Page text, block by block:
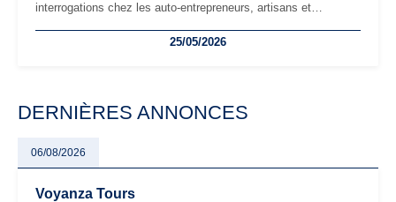
interrogations chez les auto-entrepreneurs, artisans et
facturation ou risque de bascule vers la TVA : les règles
25/05/2026
DERNIÈRES ANNONCES
06/08/2026
Voyanza Tours